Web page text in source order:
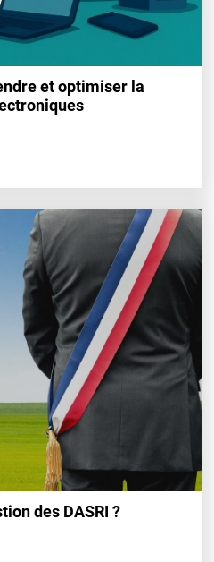
et optimiser la
des DASRI ?